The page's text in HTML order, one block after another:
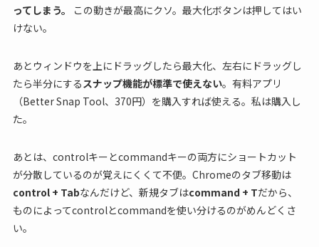
ってしまう。
この動きが最高にクソ。最大化ボタンは押してはい
けない。
あとウィンドウを上にドラッグしたら最大化、左右にドラッグし
たら半分にする スナップ機能が標準で使えない。有料アプリ
（Better Snap Tool、370円）を購入すれば使える。私は購入し
た。
あとは、controlキーとcommandキーの両方にショートカット
が分散しているのが覚えにくくて不便。Chromeのタブ移動は
control + Tabなんだけど、新規タブはcommand + Tだから、
ものによってcontrolとcommandを使い分けるのがめんどくさ
い。